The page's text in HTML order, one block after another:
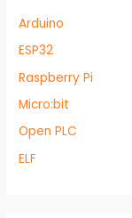
Arduino
ESP32
Raspberry Pi
Micro:bit
Open PLC
ELF